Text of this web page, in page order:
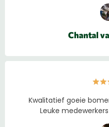
Chantal
Kwalitatief goeie
Leuke